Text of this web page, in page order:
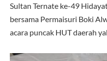
Sultan Ternate ke-49
bersama Permaisuri Boki
acara puncak HUT daerah